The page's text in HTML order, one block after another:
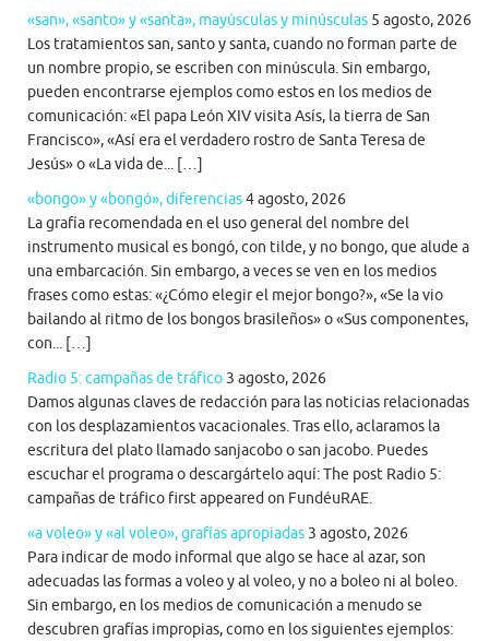
«san», «santo» y «santa», mayúsculas y minúsculas 5 agosto, 2026
Los tratamientos san, santo y santa, cuando no forman parte de
un nombre propio, se escriben con minúscula. Sin embargo,
pueden encontrarse ejemplos como estos en los medios de
comunicación: «El papa León XIV visita Asís, la tierra de San
Francisco», «Así era el verdadero rostro de Santa Teresa de
Jesús» o «La vida de... […]
«bongo» y «bongó», diferencias4 agosto, 2026
La grafía recomendada en el uso general del nombre del
instrumento musical es bongó, con tilde, y no bongo, que alude a
una embarcación. Sin embargo, a veces se ven en los medios
frases como estas: «¿Cómo elegir el mejor bongo?», «Se la vio
bailando al ritmo de los bongos brasileños» o «Sus componentes,
con... […]
Radio 5: campañas de tráfico 3 agosto, 2026
Damos algunas claves de redacción para las noticias relacionadas
con los desplazamientos vacacionales. Tras ello, aclaramos la
escritura del plato llamado sanjacobo o san jacobo. Puedes
escuchar el programa o descargártelo aquí: The post Radio 5:
campañas de tráfico first appeared on FundéuRAE.
«a voleo» y «al voleo», grafías apropiadas 3 agosto, 2026
Para indicar de modo informal que algo se hace al azar, son
adecuadas las formas a voleo y al voleo, y no a boleo ni al boleo.
Sin embargo, en los medios de comunicación a menudo se
descubren grafías impropias, como en los siguientes ejemplos: